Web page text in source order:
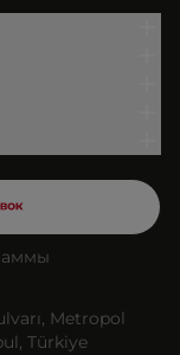
Metropol
Türkiye